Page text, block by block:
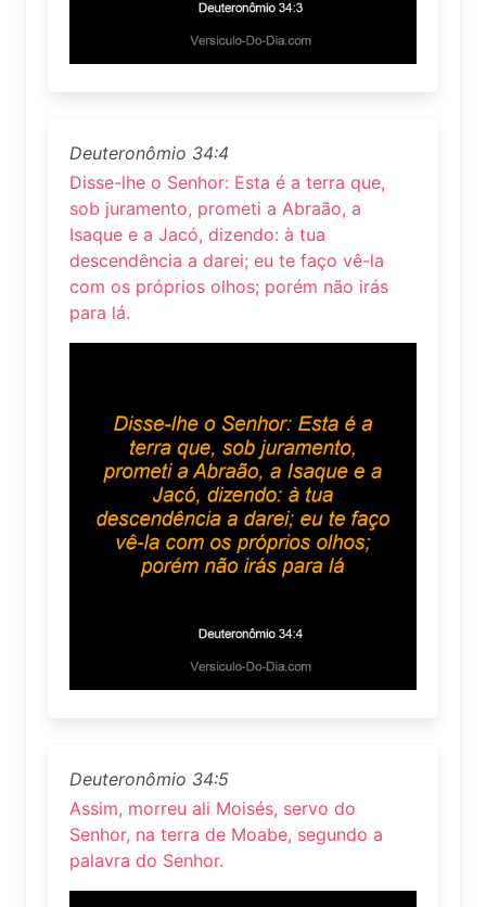
Deuteronômio 34:4
Disse-lhe o Senhor: Esta é a terra que,
sob juramento, prometi a Abraão, a
Isaque e a Jacó, dizendo: à tua
descendência a darei; eu te faço vê-la
com os próprios olhos; porém não irás
para lá.
Deuteronômio 34:5
Assim, morreu ali Moisés, servo do
Senhor, na terra de Moabe, segundo a
palavra do Senhor.